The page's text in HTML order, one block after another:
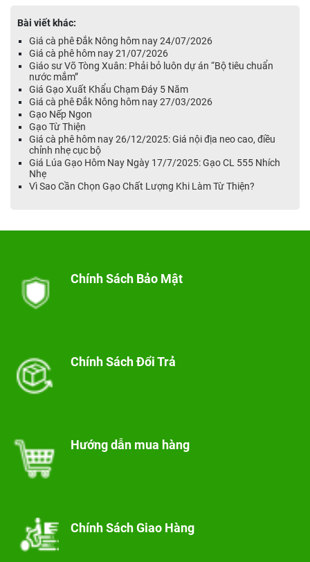
Bài viết khác:
Giá cà phê Đắk Nông hôm nay 24/07/2026
Giá cà phê hôm nay 21/07/2026
Giáo sư Võ Tòng Xuân: Phải bỏ luôn dự án “Bộ tiêu chuẩn
nước mắm”
Giá Gạo Xuất Khẩu Chạm Đáy 5 Năm
Giá cà phê Đắk Nông hôm nay 27/03/2026
Gạo Nếp Ngon
Gạo Từ Thiện
Giá cà phê hôm nay 26/12/2025: Giá nội địa neo cao, điều
chỉnh nhẹ cục bộ
Giá Lúa Gạo Hôm Nay Ngày 17/7/2025: Gạo CL 555 Nhích
Nhẹ
Vì Sao Cần Chọn Gạo Chất Lượng Khi Làm Từ Thiện?
Chính Sách Bảo Mật
Chính Sách Đổi Trả
Hướng dẫn mua hàng
Chính Sách Giao Hàng